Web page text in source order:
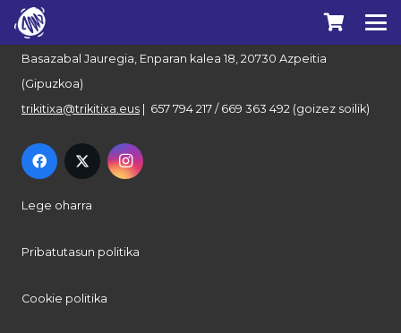
Euskal Herriko Trikitixa Elkartea
Basazabal Jauregia, Enparan kalea 18, 20730 Azpeitia
(Gipuzkoa)
trikitixa@trikitixa.eus | 657 794 217 / 669 363 492 (goizez soilik)
Lege oharra
Pribatutasun politika
Cookie politika